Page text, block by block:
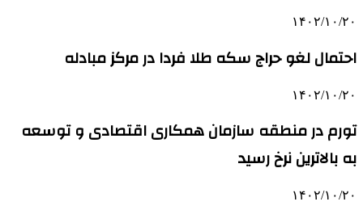
۱۴۰۲/۱۰/۲۰
احتمال لغو حراج سکه طلا فردا در مرکز مبادله
۱۴۰۲/۱۰/۲۰
تورم در منطقه سازمان همکاری اقتصادی و توسعه
به بالاترین نرخ رسید
۱۴۰۲/۱۰/۲۰